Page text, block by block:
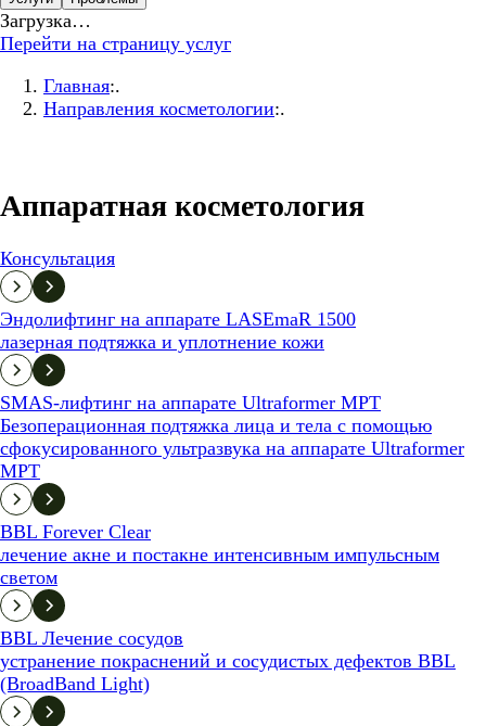
Загрузка…
Перейти на страницу услуг
Главная:.
Направления косметологии:.
Аппаратная косметология
Консультация
Эндолифтинг на аппарате LASEmaR 1500
лазерная подтяжка и уплотнение кожи
SMAS-лифтинг на аппарате Ultraformer MPT
Безоперационная подтяжка лица и тела с помощью
сфокусированного ультразвука на аппарате Ultraformer
MPT
BBL Forever Clear
лечение акне и постакне интенсивным импульсным
светом
BBL Лечение сосудов
устранение покраснений и сосудистых дефектов BBL
(BroadBand Light)